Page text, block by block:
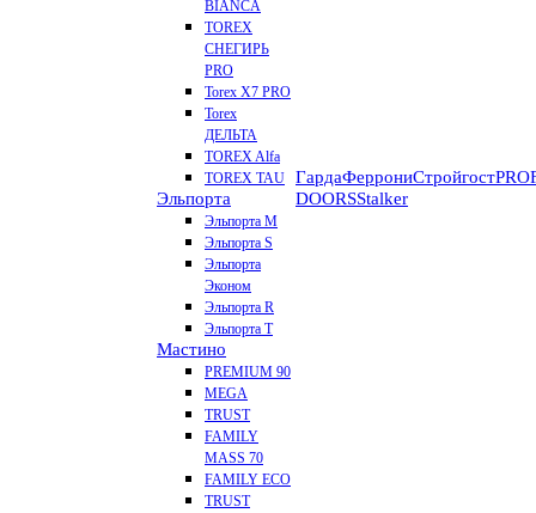
BIANCA
TOREX
СНЕГИРЬ
PRO
Torex X7 PRO
Torex
ДЕЛЬТА
TOREX Alfa
TOREX TAU
Эльпорта
Эльпорта M
Эльпорта S
Эльпорта
Эконом
Эльпорта R
Эльпорта Т
Мастино
PREMIUM 90
MEGA
TRUST
FAMILY
MASS 70
FAMILY ECO
TRUST
ГардаФеррониСтройгост
DOORSStalker